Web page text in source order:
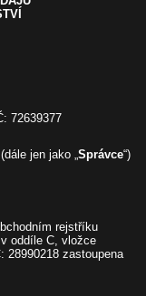
72639377
jen jako „Správce“)
rejstříku
oddíle C, vložce
28990218 zastoupena